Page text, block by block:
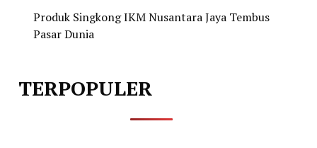
Produk Singkong IKM Nusantara Jaya Tembus
Pasar Dunia
TERPOPULER